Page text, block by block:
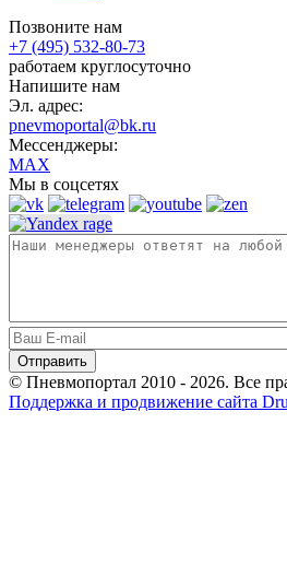
Позвоните нам
+7 (495) 532-80-73
работаем круглосуточно
Напишите нам
Эл. адрес:
pnevmoportal@bk.ru
Мессенджеры:
MAX
Мы в соцсетях
© Пневмопортал 2010 - 2026. Все
Поддержка и продвижение сайта